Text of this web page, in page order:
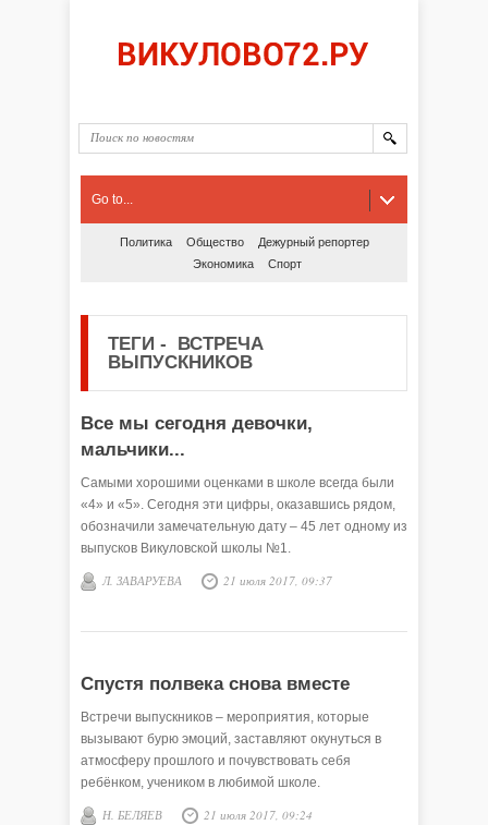
Go to...
Политика Общество
Дежурный репортер
Экономика
Спорт
ТЕГИ - ВСТРЕЧА
ВЫПУСКНИКОВ
Все мы сегодня девочки,
мальчики...
Самыми хорошими оценками в школе всегда были
«4» и «5». Сегодня эти цифры, оказавшись рядом,
обозначили замечательную дату – 45 лет одному из
выпусков Викуловской школы №1.
Л. ЗАВАРУЕВА 21 июля 2017, 09:37
Спустя полвека снова вместе
Встречи выпускников – мероприятия, которые
вызывают бурю эмоций, заставляют окунуться в
атмосферу прошлого и почувствовать себя
ребёнком, учеником в любимой школе.
Н. БЕЛЯЕВ 21 июля 2017, 09:24